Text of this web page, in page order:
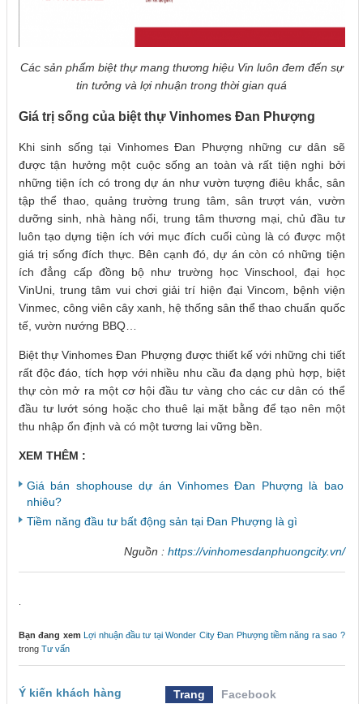
Các sản phẩm biệt thự mang thương hiệu Vin luôn đem đến sự
tin tưởng và lợi nhuận trong thời gian quá
Giá trị sống của biệt thự Vinhomes Đan Phượng
Khi sinh sống tại Vinhomes Đan Phượng những cư dân sẽ
được tận hưởng một cuộc sống an toàn và rất tiện nghi bởi
những tiện ích có trong dự án như vườn tượng điêu khắc, sân
tập thể thao, quảng trường trung tâm, sân trượt ván, vườn
dưỡng sinh, nhà hàng nổi, trung tâm thương mại, chủ đầu tư
luôn tạo dựng tiện ích với mục đích cuối cùng là có được một
giá trị sống đích thực. Bên cạnh đó, dự án còn có những tiện
ích đẳng cấp đồng bộ như trường học Vinschool, đại học
VinUni, trung tâm vui chơi giải trí hiện đại Vincom, bệnh viện
Vinmec, công viên cây xanh, hệ thống sân thể thao chuẩn quốc
tế, vườn nướng BBQ…
Biệt thự Vinhomes Đan Phượng được thiết kế với những chi tiết
rất độc đáo, tích hợp với nhiều nhu cầu đa dạng phù hợp, biệt
thự còn mở ra một cơ hội đầu tư vàng cho các cư dân có thể
đầu tư lướt sóng hoặc cho thuê lại mặt bằng để tạo nên một
thu nhập ổn định và có một tương lai vững bền.
XEM THÊM :
Giá bán shophouse dự án Vinhomes Đan Phượng là bao
nhiêu?
Tiềm năng đầu tư bất động sản tại Đan Phượng là gì
Nguồn : https://vinhomesdanphuongcity.vn/
Bạn đang xem
Lợi nhuận đầu tư tại Wonder City Đan Phượng tiềm năng ra sao ?
trong Tư vấn
Ý kiến khách hàng Trang
Facebook